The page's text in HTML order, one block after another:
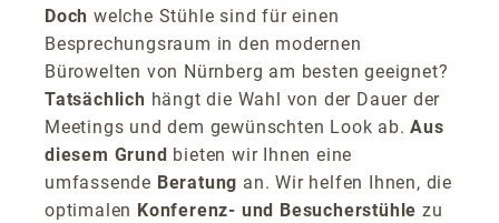
Doch welche Stühle sind für einen
Besprechungsraum in den modernen
Bürowelten von Nürnberg am besten geeignet?
Tatsächlich hängt die Wahl von der Dauer der
Meetings und dem gewünschten Look ab.Aus
diesem Grund bieten wir Ihnen eine
umfassende Beratung an. Wir helfen Ihnen, die
optimalen Konferenz- und Besucherstühle zu